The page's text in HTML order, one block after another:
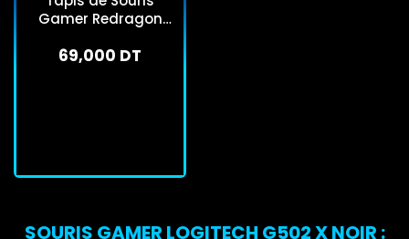
Gamer Redragon
69,000 DT
SOURIS GAMER LOGITECH G502 X NOIR :